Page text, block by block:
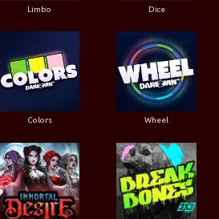
Limbo Dice
Colors Wheel